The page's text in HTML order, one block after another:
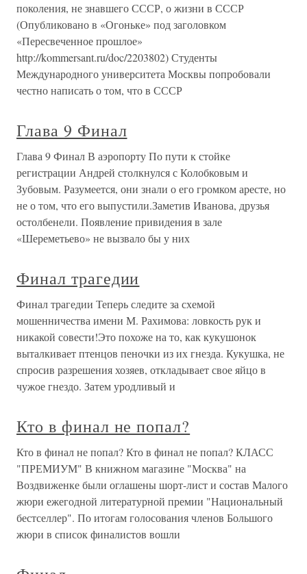
поколения, не знавшего СССР, о жизни в СССР
(Опубликовано в «Огоньке» под заголовком
«Пересвеченное прошлое»
http://kommersant.ru/doc/2203802) Студенты
Международного университета Москвы попробовали
честно написать о том, что в СССР
Глава 9 Финал
Глава 9 Финал В аэропорту По пути к стойке
регистрации Андрей столкнулся с Колобковым и
Зубовым. Разумеется, они знали о его громком аресте, но
не о том, что его выпустили.Заметив Иванова, друзья
остолбенели. Появление привидения в зале
«Шереметьево» не вызвало бы у них
Финал трагедии
Финал трагедии Теперь следите за схемой
мошенничества имени М. Рахимова: ловкость рук и
никакой совести!Это похоже на то, как кукушонок
выталкивает птенцов пеночки из их гнезда. Кукушка, не
спросив разрешения хозяев, откладывает свое яйцо в
чужое гнездо. Затем уродливый и
Кто в финал не попал?
Кто в финал не попал? Кто в финал не попал? КЛАСС
"ПРЕМИУМ" В книжном магазине "Москва" на
Воздвиженке были оглашены шорт-лист и состав Малого
жюри ежегодной литературной премии "Национальный
бестселлер". По итогам голосования членов Большого
жюри в список финалистов вошли